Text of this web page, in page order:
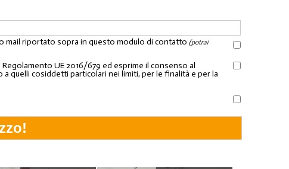
mail riportato sopra in questo modulo di contatto (potrai
UE 2016/679 ed esprime il consenso al
quelli cosiddetti particolari nei limiti, per le finalità e per la